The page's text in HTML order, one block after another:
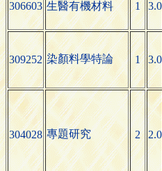
306603 生醫有機材料 1 3.0
309252 染顏料學特論 1 3.0
304028 專題研究 2 2.0